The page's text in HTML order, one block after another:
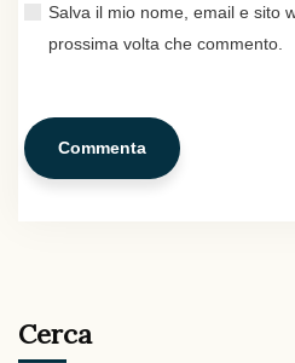
Salva il mio nome, email e sito
prossima volta che commento.
Cerca